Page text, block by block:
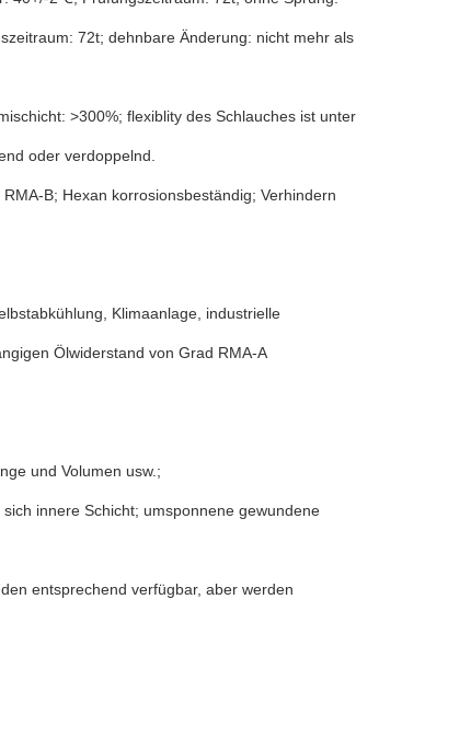
72t; dehnbare Änderung: nicht mehr als
>300%; flexiblity des Schlauches ist unter
oder verdoppelnd.
B; Hexan korrosionsbeständig; Verhindern
Klimaanlage, industrielle
Ölwiderstand von Grad RMA-A
und Volumen usw.;
innere Schicht; umsponnene gewundene
entsprechend verfügbar, aber werden